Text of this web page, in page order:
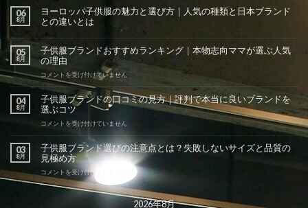
06
8月
ヨーロッパ子供服の魅力と選び方｜人気の種類と日本ブランド
との違いとは
05
8月
子供服ブランドおすすめランキング｜本物志向ママが選ぶ人気
の理由
子
供
服
ブ
ラ
ン
す
す
め
コメントを受け付けていません
04
8月
子供服ブランドの口コミの見方｜評判で本当に良いブランドを
選ぶコツ
子
服
ブ
ラ
ン
コメントを受け付けていません
03
8月
子供服ブランド選びの注意点とは？失敗しないサイズと品質の
見極め方
子
供
コメントを受け付けていません
2026年8月